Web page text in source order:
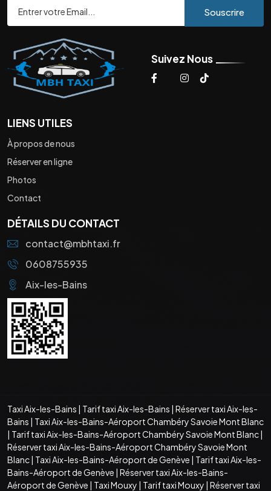
Souscrire
Suivez Nous
LIENS UTILES
À propos de nous
Réserver en ligne
Photos
Contact
DÉTAILS DU CONTACT
contact@mbhtaxi.fr
0608755935
Aix-les-Bains
Taxi Aix-les-Bains | Tarif taxi Aix-les-Bains | Réserver taxi Aix-les-
Bains | Taxi Aix-les-Bains-Aéroport Chambéry Savoie Mont Blanc
| Tarif taxi Aix-les-Bains-Aéroport Chambéry Savoie Mont Blanc|
Réserver taxi Aix-les-Bains-Aéroport Chambéry Savoie Mont
Blanc| Taxi Aix-les-Bains-Aéroport de Genève | Tarif taxi Aix-les-
Bains-Aéroport de Genève | Réserver taxi Aix-les-Bains-
Aéroport de Genève | Taxi Mouxy | Tarif taxi Mouxy | Réserver taxi